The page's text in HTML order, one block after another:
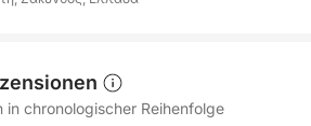
in chronologischer Reihenfolge